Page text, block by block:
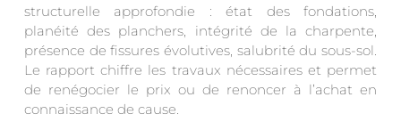
structurelle approfondie : état des fondations,
planéité des planchers, intégrité de la charpente,
présence de fissures évolutives, salubrité du sous-sol.
Le rapport chiffre les travaux nécessaires et permet
de renégocier le prix ou de renoncer à l’achat en
connaissance de cause.